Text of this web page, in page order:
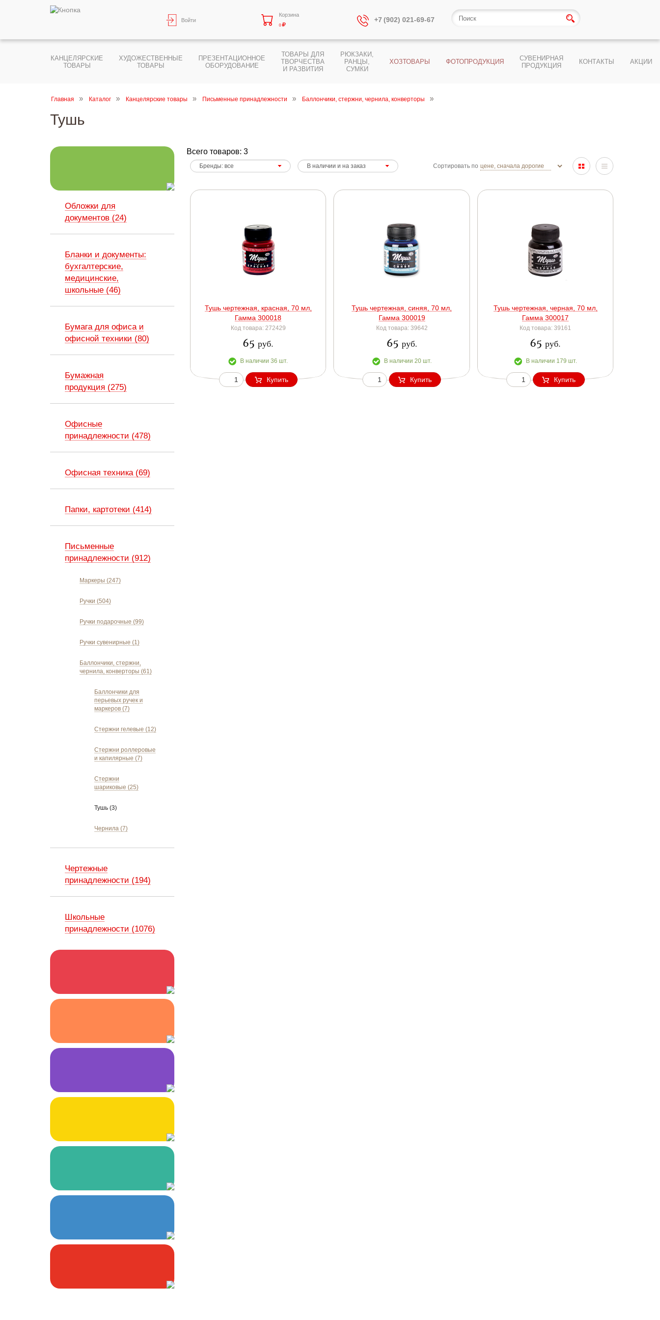
Войти
Корзина
0
+7 (902) 021-69-67
КАНЦЕЛЯРСКИЕ
ТОВАРЫ
ХУДОЖЕСТВЕННЫЕ
ТОВАРЫ
ПРЕЗЕНТАЦИОННОЕ
ОБОРУДОВАНИЕ
ТОВАРЫ ДЛЯ
ТВОРЧЕСТВА
И РАЗВИТИЯ
РЮКЗАКИ,
РАНЦЫ,
СУМКИ
ХОЗТОВАРЫ ФОТОПРОДУКЦИЯ
СУВЕНИРНАЯ
ПРОДУКЦИЯ
КОНТАКТЫ АКЦИИ
Главная Каталог Канцелярские товары Письменные принадлежности Баллончики, стержни, чернила, конверторы
Тушь
Всего товаров: 3
Сортировать по
Тушь чертежная, красная, 70 мл,
Гамма 300018
Код товара: 272429
65руб.
В наличии 36 шт.
Купить
Тушь чертежная, синяя, 70 мл,
Гамма 300019
Код товара: 39642
65 руб.
В наличии 20 шт.
Купить
Тушь чертежная, черная, 70 мл,
Гамма 300017
Код товара: 39161
65руб.
В наличии 179 шт.
Купить
Обложки для
документов (24)
Бланки и документы:
бухгалтерские,
медицинские,
школьные (46)
Бумага для офиса и
офисной техники (80)
Бумажная
продукция (275)
Офисные
принадлежности (478)
Офисная техника (69)
Папки, картотеки (414)
Письменные
принадлежности (912)
Маркеры (247)
Ручки (504)
Ручки подарочные (99)
Ручки сувенирные (1)
Баллончики, стержни,
чернила, конверторы (61)
Баллончики для
перьевых ручек и
маркеров (7)
Стержни гелевые (12)
Стержни роллеровые
и капилярные (7)
Стержни
шариковые (25)
Тушь (3)
Чернила (7)
Чертежные
принадлежности (194)
Школьные
принадлежности (1076)